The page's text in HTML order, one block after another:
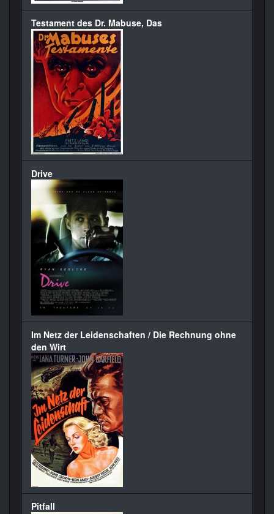
Testament des Dr. Mabuse, Das
Drive
Im Netz der Leidenschaften / Die Rechnung ohne
den Wirt
Pitfall